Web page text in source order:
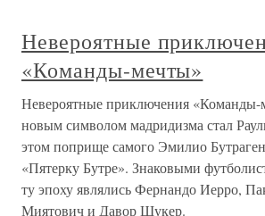
Невероятные
«Команды-мечты»
Невероятные приключения
новым символом мадридизма стал
этом поприще самого Эмилио
«Пятерку Бутре». Знаковыми
ту эпоху являлись Фернандо Иерро,
Миятович и Давор Шукер.